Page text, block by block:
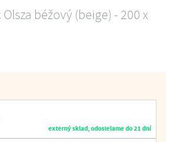
béžový (beige) - 200 x
externý sklad, odosielame do 21 dní